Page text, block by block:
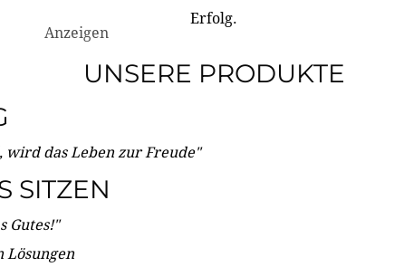
Erfolg.
Anzeigen
UNSERE PRODUKTE
das Leben zur Freude"
SITZEN
Gutes!"
Lösungen